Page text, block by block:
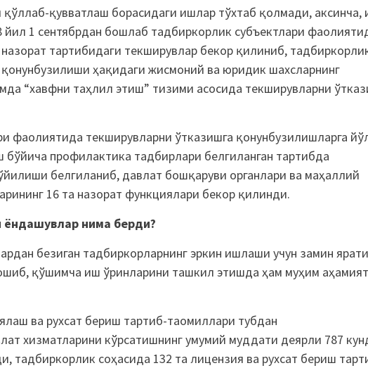
қувватлаш борасидаги ишлар тўхтаб қолмади, аксинча,
йил 1 сентябрдан бошлаб тадбиркорлик субъектлари
тартибидаги текширувлар бекор қилиниб,
ҳақидаги жисмоний ва юридик шахсларнинг
“хавфни таҳлил этиш” тизими асосида текширувларни
фаолиятида текширувларни ўтказишга қонунбузилишларга
профилактика тадбирлари белгиланган тартибда
белгиланиб, давлат бошқаруви органлари ва маҳаллий
16 та назорат функциялари бекор қилинди.
ёндашувлар нима берди?
безиган тадбиркорларнинг эркин ишлаши учун замин
қўшимча иш ўринларини ташкил этишда ҳам муҳим
ва рухсат бериш тартиб-таомиллари тубдан
хизматларини кўрсатишнинг умумий муддати деярли 787
тадбиркорлик соҳасида 132 та лицензия ва рухсат бериш